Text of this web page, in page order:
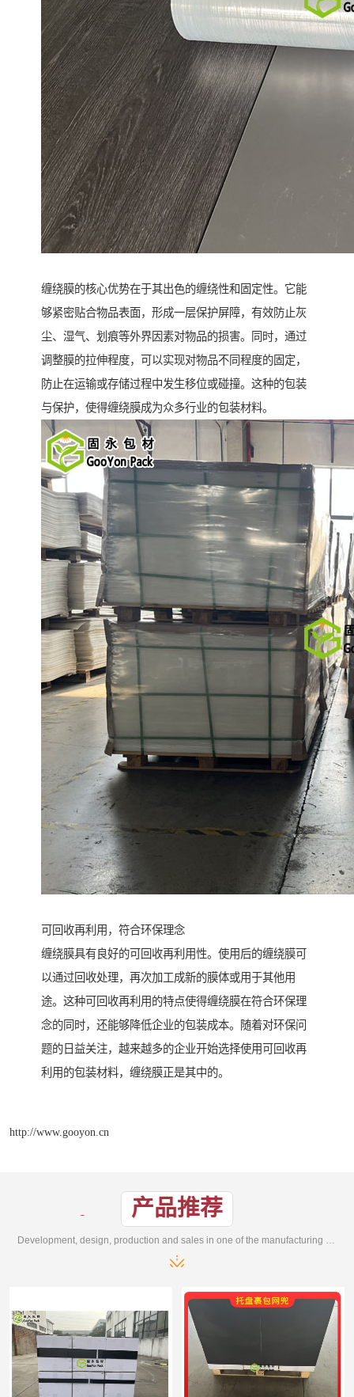
缠绕膜的核心优势在于其出色的缠绕性和固定性。它能
够紧密贴合物品表面，形成一层保护屏障，有效防止灰
尘、湿气、划痕等外界因素对物品的损害。同时，通过
调整膜的拉伸程度，可以实现对物品不同程度的固定，
防止在运输或存储过程中发生移位或碰撞。这种的包装
与保护，使得缠绕膜成为众多行业的包装材料。
可回收再利用，符合环保理念
缠绕膜具有良好的可回收再利用性。使用后的缠绕膜可
以通过回收处理，再次加工成新的膜体或用于其他用
途。这种可回收再利用的特点使得缠绕膜在符合环保理
念的同时，还能够降低企业的包装成本。随着对环保问
题的日益关注，越来越多的企业开始选择使用可回收再
利用的包装材料，缠绕膜正是其中的。
http://www.gooyon.cn
产品推荐